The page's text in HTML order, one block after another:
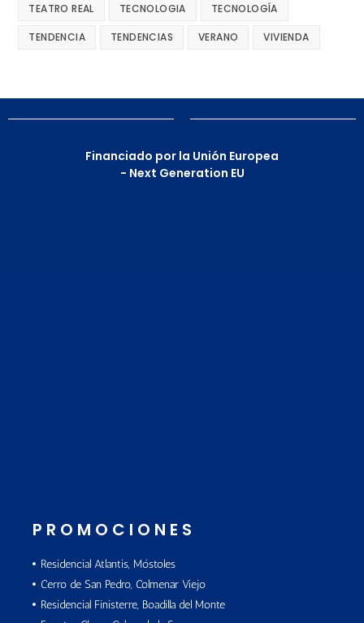
TEATRO REAL TECNOLOGIA TECNOLOGÍA
TENDENCIA TENDENCIAS VERANO VIVIENDA
Financiado por la Unión Europea
- Next Generation EU
PROMOCIONES
Residencial Atlantis, Móstoles
Cerro de San Pedro, Colmenar Viejo
Residencial Finisterre, Boadilla del Monte